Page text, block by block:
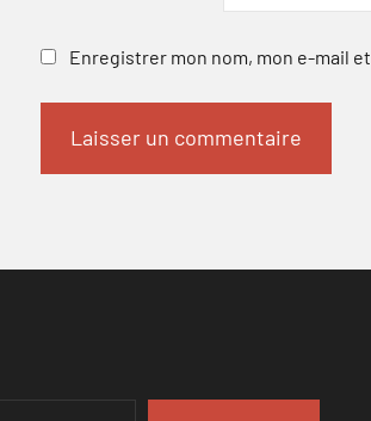
Enregistrer mon nom, mon e-mail